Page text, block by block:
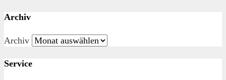
Archiv
Archiv
Service